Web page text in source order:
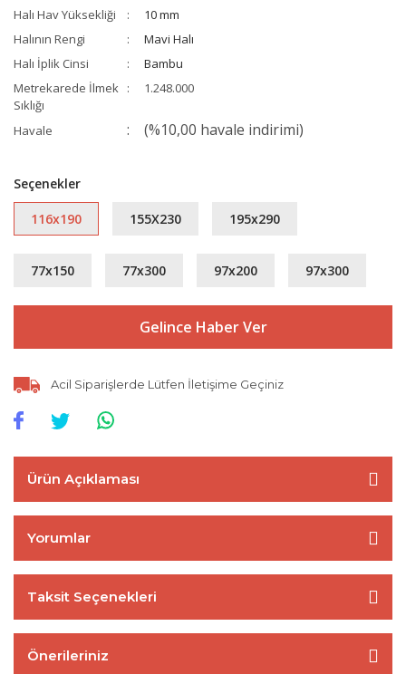
Halı Hav Yüksekliği
10 mm
Halının Rengi
Mavi Halı
Halı İplik Cinsi
Bambu
Metrekarede İlmek
Sıklığı
1.248.000
Havale (%10,00 havale indirimi)
Seçenekler
116x190 155X230 195x290
77x150 77x300 97x200 97x300
Gelince Haber Ver
Acil Siparişlerde Lütfen İletişime Geçiniz
Ürün Açıklaması
Yorumlar
Taksit Seçenekleri
Önerileriniz